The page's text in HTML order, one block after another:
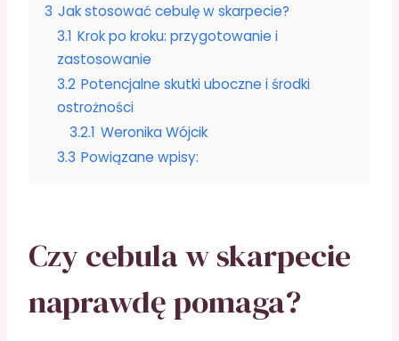
3 Jak stosować cebulę w skarpecie?
3.1 Krok po kroku: przygotowanie i
zastosowanie
3.2 Potencjalne skutki uboczne i środki
ostrożności
3.2.1 Weronika Wójcik
3.3 Powiązane wpisy:
Czy cebula w skarpecie
naprawdę pomaga?